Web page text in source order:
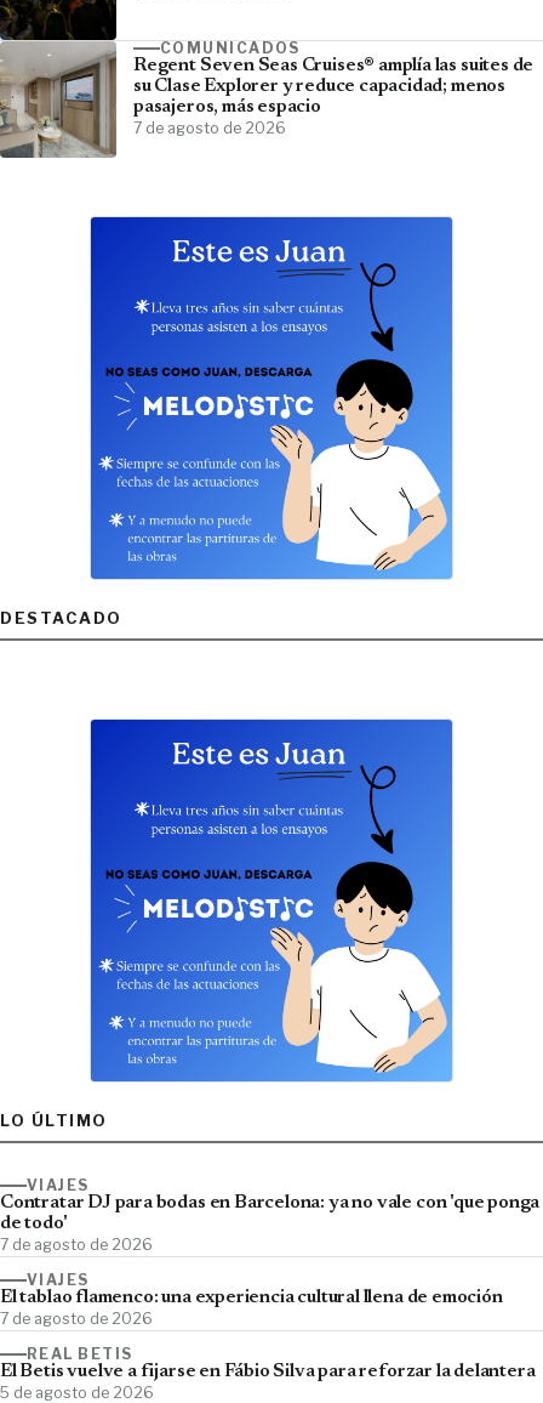
COMUNICADOS
Regent Seven Seas Cruises® amplía las suites de
su Clase Explorer y reduce capacidad; menos
pasajeros, más espacio
7 de agosto de 2026
DESTACADO
LO ÚLTIMO
VIAJES
Contratar DJ para bodas en Barcelona: ya no vale con 'que ponga
de todo'
7 de agosto de 2026
VIAJES
El tablao flamenco: una experiencia cultural llena de emoción
7 de agosto de 2026
REAL BETIS
El Betis vuelve a fijarse en Fábio Silva para reforzar la delantera
5 de agosto de 2026